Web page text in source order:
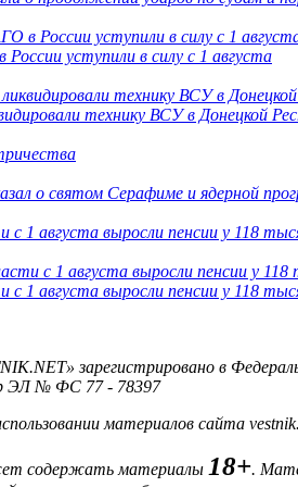
уступили в силу с 1 августа
технику ВСУ в Донецкой
о святом Серафиме и ядерной
с 1 августа выросли пенсии у 118
с 1 августа выросли пенсии у 118
зарегистрировано в
ЭЛ № ФС 77 - 78397
материалов сайта
содержать материалы 18+.